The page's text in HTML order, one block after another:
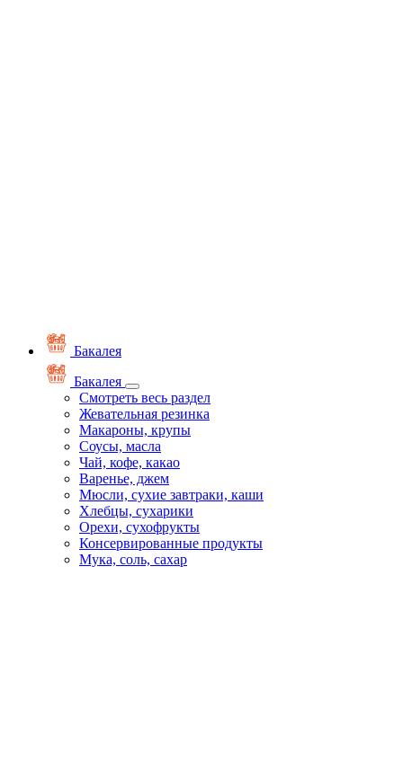
Бакалея
Бакалея
Смотреть весь раздел
Жевательная резинка
Макароны, крупы
Соусы, масла
Чай, кофе, какао
Варенье, джем
Мюсли, сухие завтраки, каши
Хлебцы, сухарики
Орехи, сухофрукты
Консервированные продукты
Мука, соль, сахар